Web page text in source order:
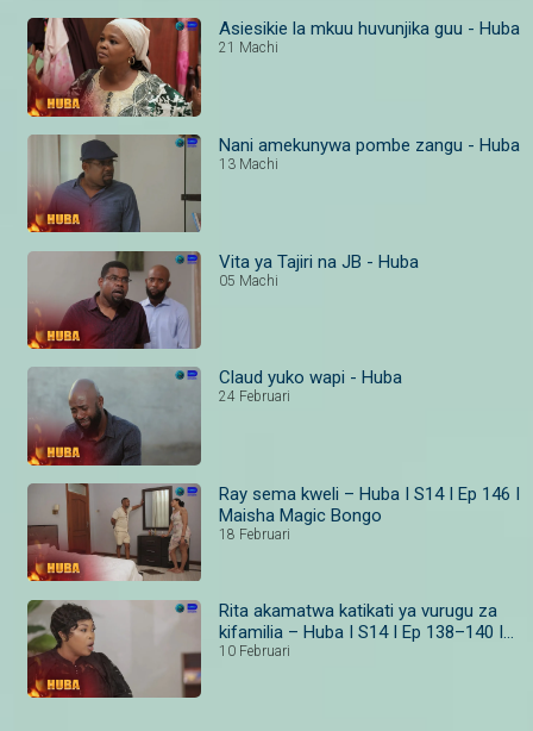
Asiesikie la mkuu huvunjika guu - Huba
21 Machi
Nani amekunywa pombe zangu - Huba
13 Machi
Vita ya Tajiri na JB - Huba
05 Machi
Claud yuko wapi - Huba
24 Februari
Ray sema kweli – Huba I S14 I Ep 146 I
Maisha Magic Bongo
18 Februari
Rita akamatwa katikati ya vurugu za
kifamilia – Huba I S14 I Ep 138–140 I
Maisha Magic
10 Februari